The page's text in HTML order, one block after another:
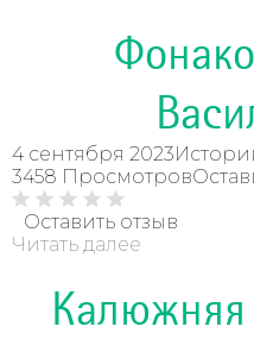
4 сентября 2023
3458 Просмотров
Оставить отзыв
Читать далее
Калюжняя